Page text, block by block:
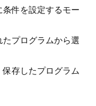
条件を設定するモー
たプログラムから選
保存したプログラム